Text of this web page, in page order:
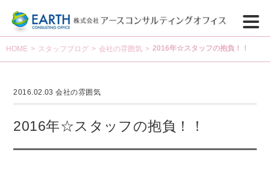
HOME > スタッフブログ > 会社の雰囲気 > 2016年☆スタッフの抱負！！
2016.02.03会社の雰囲気
2016年☆スタッフの抱負！！